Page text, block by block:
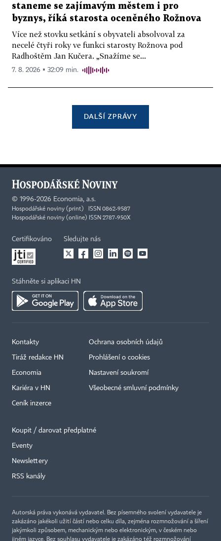
staneme se zajímavým městem i pro
byznys, říká starosta oceněného Rožnova
Více než stovku setkání s obyvateli absolvoval za
necelé čtyři roky ve funkci starosty Rožnova pod
Radhoštěm Jan Kučera. „Snažíme se...
7. 8. 2026 ▪ 32:09 min.
DALŠÍ ZPRÁVY
© 1996-2026 Economia, a.s.
Hospodářské noviny (print) ISSN 0862-9587
Hospodářské noviny (online) ISSN 2787-950X
Certifikováno Sledujte nás
Stáhněte si aplikaci HN
Kontakty
Tiráž redakce HN
Economia
Kariéra v HN
Ceník inzerce
Ochrana osobních údajů
Prohlášení o cookies
Nastavení soukromí
Všeobecné smluvní podmínky
Koupit / darovat předplatné
Eventy
Newslettery
RSS kanály
Autorská práva vykonává vydavatel. Bez písemného svolení vydavatele je
zakázáno jakékoli užití částí nebo celku díla, zejména rozmnožování a šíření
jakýmkoli způsobem, mechanickým nebo elektronickým, v českém nebo
jiném jazyce. Bez souhlasu vydavatele je zakázáno též rozmnožování